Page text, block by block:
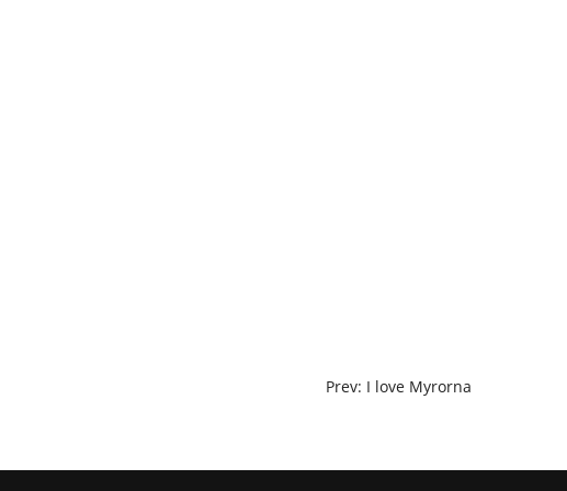
POST
Prev: I love Myrorna